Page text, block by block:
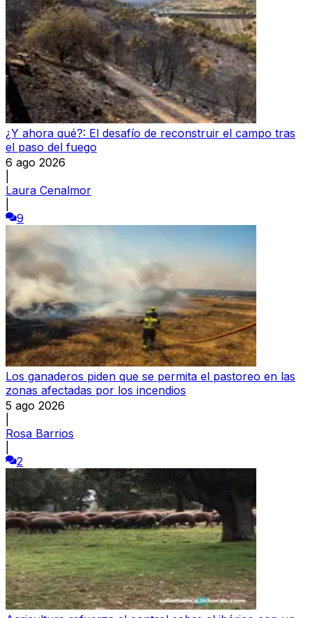
¿Y ahora qué?: El desafío de reconstruir el campo tras
el paso del fuego
6 ago 2026
Laura Cenalmor
9
Los ganaderos piden que se permita el pastoreo en las
zonas afectadas por los incendios
5 ago 2026
Rosa Barrios
2